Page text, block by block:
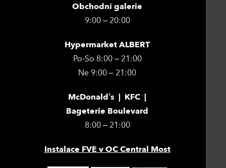
Obchodní galerie
9:00 – 20:00
Hypermarket ALBERT
Po-So 8:00 – 21:00
Ne 9:00 – 21:00
McDonald’s | KFC |
Bageterie Boulevard
8:00 – 21:00
Instalace FVE v OC Central Most